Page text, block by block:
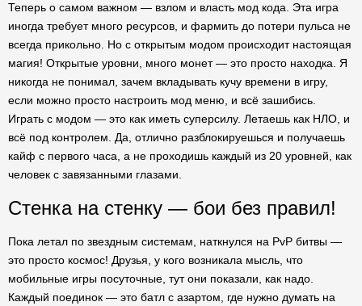
Теперь о самом важном — взлом и власть мод кода. Эта игра
иногда требует много ресурсов, и фармить до потери пульса не
всегда прикольно. Но с открытым модом происходит настоящая
магия! Открытые уровни, много монет — это просто находка. Я
никогда не понимал, зачем вкладывать кучу времени в игру,
если можно просто настроить мод меню, и всё зашибись.
Играть с модом — это как иметь суперсилу. Летаешь как НЛО, и
всё под контролем. Да, отлично разблокируешься и получаешь
кайф с первого часа, а не проходишь каждый из 20 уровней, как
человек с завязанными глазами.
Стенка на стенку — бои без правил!
Пока летал по звездным системам, наткнулся на PvP битвы —
это просто космос! Друзья, у кого возникала мысль, что
мобильные игры посуточные, тут они показали, как надо.
Каждый поединок — это батл с азартом, где нужно думать на